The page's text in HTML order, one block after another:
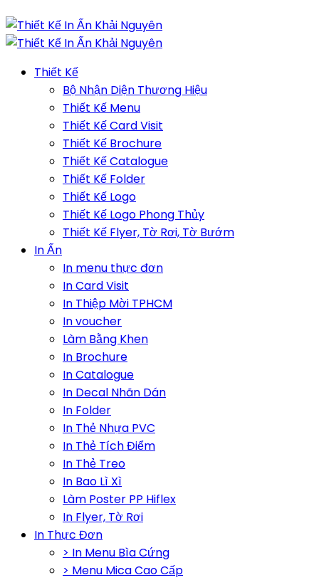
Thiết Kế
Bộ Nhận Diện Thương Hiệu
Thiết Kế Menu
Thiết Kế Card Visit
Thiết Kế Brochure
Thiết Kế Catalogue
Thiết Kế Folder
Thiết Kế Logo
Thiết Kế Logo Phong Thủy
Thiết Kế Flyer, Tờ Rơi, Tờ Bướm
In Ấn
In menu thực đơn
In Card Visit
In Thiệp Mời TPHCM
In voucher
Làm Bằng Khen
In Brochure
In Catalogue
In Decal Nhãn Dán
In Folder
In Thẻ Nhựa PVC
In Thẻ Tích Điểm
In Thẻ Treo
In Bao Lì Xì
Làm Poster PP Hiflex
In Flyer, Tờ Rơi
In Thực Đơn
> In Menu Bìa Cứng
> Menu Mica Cao Cấp